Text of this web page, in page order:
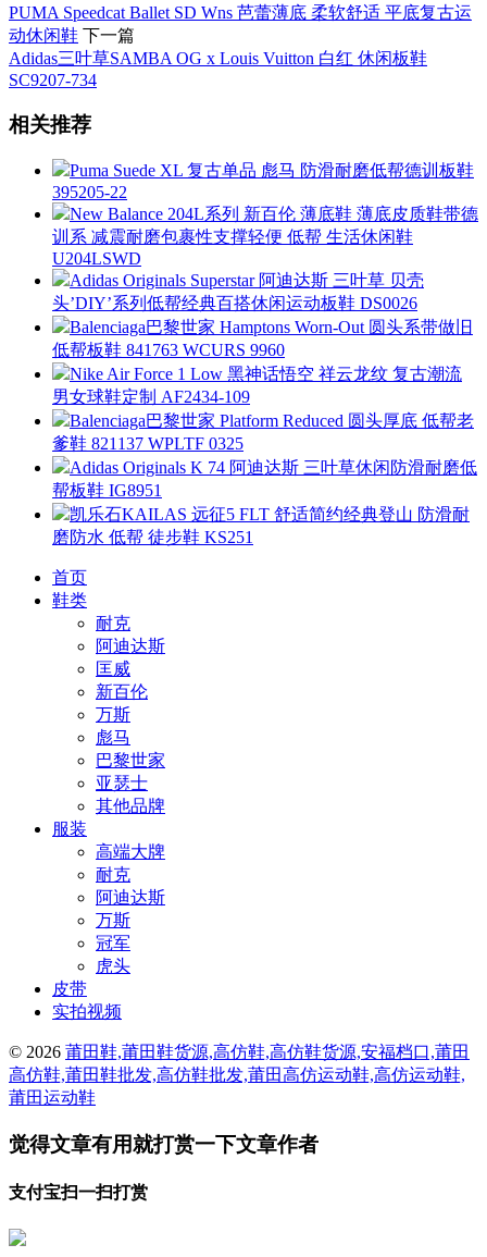
PUMA Speedcat Ballet SD Wns 芭蕾薄底 柔软舒适 平底复古运
动休闲鞋 下一篇
Adidas三叶草SAMBA OG x Louis Vuitton 白红 休闲板鞋
SC9207-734
相关推荐
Puma Suede XL 复古单品 彪马 防滑耐磨低帮德训板鞋
395205-22
New Balance 204L系列 新百伦 薄底鞋 薄底皮质鞋带德
训系 减震耐磨包裹性支撑轻便 低帮 生活休闲鞋
U204LSWD
Adidas Originals Superstar 阿迪达斯 三叶草 贝壳
头’DIY’系列低帮经典百搭休闲运动板鞋 DS0026
Balenciaga巴黎世家 Hamptons Worn-Out 圆头系带做旧
低帮板鞋 841763 WCURS 9960
Nike Air Force 1 Low 黑神话悟空 祥云龙纹 复古潮流
男女球鞋定制 AF2434-109
Balenciaga巴黎世家 Platform Reduced 圆头厚底 低帮老
爹鞋 821137 WPLTF 0325
Adidas Originals K 74 阿迪达斯 三叶草休闲防滑耐磨低
帮板鞋 IG8951
凯乐石KAILAS 远征5 FLT 舒适简约经典登山 防滑耐
磨防水 低帮 徒步鞋 KS251
首页
鞋类
耐克
阿迪达斯
匡威
新百伦
万斯
彪马
巴黎世家
亚瑟士
其他品牌
服装
高端大牌
耐克
阿迪达斯
万斯
冠军
虎头
皮带
实拍视频
© 2026 莆田鞋,莆田鞋货源,高仿鞋,高仿鞋货源,安福档口,莆田
高仿鞋,莆田鞋批发,高仿鞋批发,莆田高仿运动鞋,高仿运动鞋,
莆田运动鞋
觉得文章有用就打赏一下文章作者
支付宝扫一扫打赏